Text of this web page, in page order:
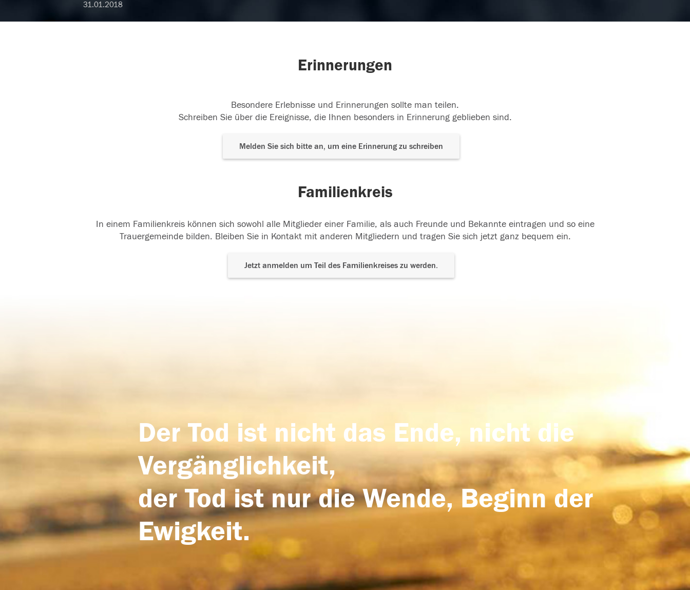
31.01.2018
Erinnerungen
Besondere Erlebnisse und Erinnerungen sollte man teilen.
Schreiben Sie über die Ereignisse, die Ihnen besonders in Erinnerung geblieben sind.
Melden Sie sich bitte an, um eine Erinnerung zu schreiben
Familienkreis
In einem Familienkreis können sich sowohl alle Mitglieder einer Familie, als auch Freunde und Bekannte eintragen und so eine
Trauergemeinde bilden. Bleiben Sie in Kontakt mit anderen Mitgliedern und tragen Sie sich jetzt ganz bequem ein.
Jetzt anmelden um Teil des Familienkreises zu werden.
Der Tod ist nicht das Ende, nicht die
Vergänglichkeit,
der Tod ist nur die Wende, Beginn der
Ewigkeit.